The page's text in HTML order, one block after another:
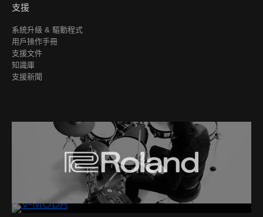
支援
系統升級 & 驅動程式
用戶操作手冊
支援文件
知識庫
支援新聞